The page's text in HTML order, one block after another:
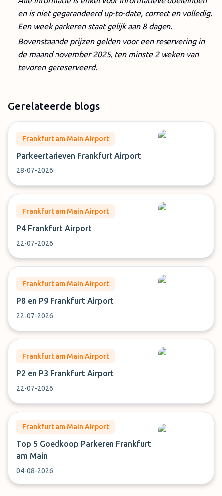
en is niet gegarandeerd up-to-date, correct en volledig.
Een week parkeren staat gelijk aan 8 dagen.
Bovenstaande prijzen gelden voor een reservering in
de maand november 2025, ten minste 2 weken van
tevoren gereserveerd.
Gerelateerde blogs
Frankfurt am Main Airport
Parkeertarieven Frankfurt Airport
28-07-2026
Frankfurt am Main Airport
P4 Frankfurt Airport
22-07-2026
Frankfurt am Main Airport
P8 en P9 Frankfurt Airport
22-07-2026
Frankfurt am Main Airport
P2 en P3 Frankfurt Airport
22-07-2026
Frankfurt am Main Airport
Top 5 Goedkoop Parkeren Frankfurt
am Main
04-08-2026